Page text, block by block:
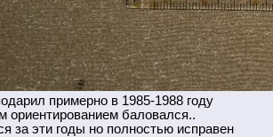
примерно в 1985-1988 году
ориентированием баловался..
за эти годы но полностью исправен